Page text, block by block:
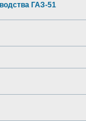
ГАЗ-51